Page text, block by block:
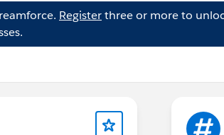
Registerthree or more to